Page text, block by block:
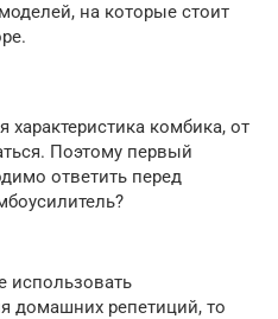
на которые стоит
комбика, от
Поэтому первый
ответить перед
использовать
домашних репетиций, то